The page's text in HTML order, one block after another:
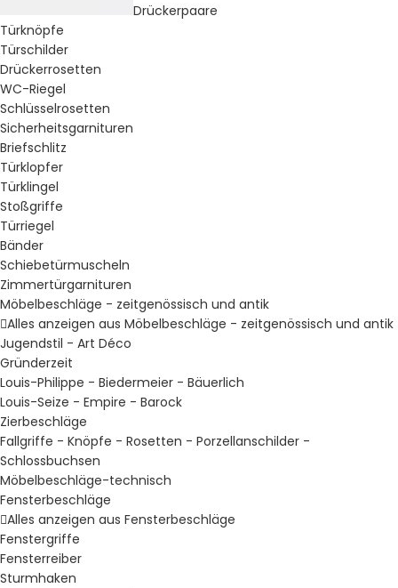
Drückerpaare
Türknöpfe
Türschilder
Drückerrosetten
WC-Riegel
Schlüsselrosetten
Sicherheitsgarnituren
Briefschlitz
Türklopfer
Türklingel
Stoßgriffe
Türriegel
Bänder
Schiebetürmuscheln
Zimmertürgarnituren
Möbelbeschläge - zeitgenössisch und antik
Alles anzeigen aus Möbelbeschläge - zeitgenössisch und antik
Jugendstil - Art Déco
Gründerzeit
Louis-Philippe - Biedermeier - Bäuerlich
Louis-Seize - Empire - Barock
Zierbeschläge
Fallgriffe - Knöpfe - Rosetten - Porzellanschilder -
Schlossbuchsen
Möbelbeschläge-technisch
Fensterbeschläge
Alles anzeigen aus Fensterbeschläge
Fenstergriffe
Fensterreiber
Sturmhaken